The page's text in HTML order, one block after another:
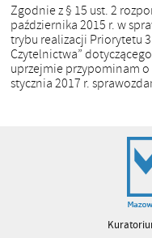
Zgodnie z § 15 ust. 2
października 2015 r. w
trybu realizacji Priorytetu
Czytelnictwa”
uprzejmie przypominam
stycznia 2017 r.